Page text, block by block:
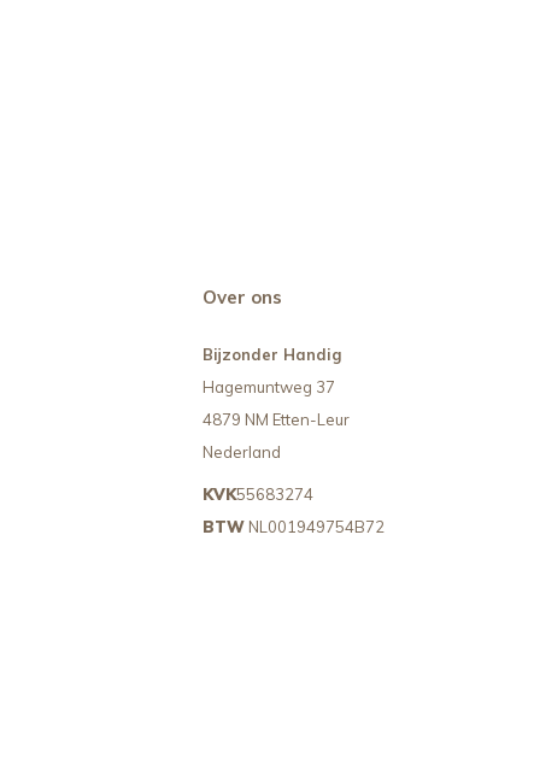
Over ons
Bijzonder Handig
Hagemuntweg 37
4879 NM Etten-Leur
Nederland
KVK55683274
BTW NL001949754B72